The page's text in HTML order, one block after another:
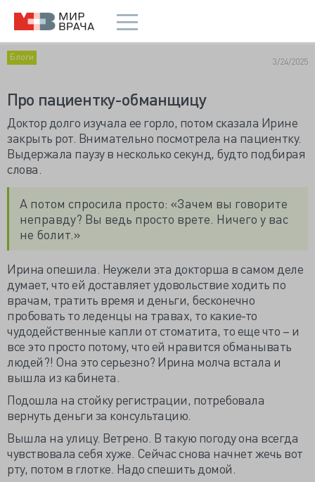
Блоги 3/24/2025
Про пациентку-обманщицу
Доктор долго изучала ее горло, потом сказала Ирине
закрыть рот. Внимательно посмотрела на пациентку.
Выдержала паузу в несколько секунд, будто подбирая
слова.
А потом спросила просто: «Зачем вы говорите
неправду? Вы ведь просто врете. Ничего у вас
не болит.»
Ирина опешила. Неужели эта докторша в самом деле
думает, что ей доставляет удовольствие ходить по
врачам, тратить время и деньги, бесконечно
пробовать то леденцы на травах, то какие-то
чудодейственные капли от стоматита, то еще что – и
все это просто потому, что ей нравится обманывать
людей?! Она это серьезно? Ирина молча встала и
вышла из кабинета.
Подошла на стойку регистрации, потребовала
вернуть деньги за консультацию.
Вышла на улицу. Ветрено. В такую погоду она всегда
чувствовала себя хуже. Сейчас снова начнет жечь вот
рту, потом в глотке. Надо спешить домой.